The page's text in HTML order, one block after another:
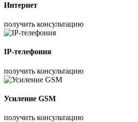
Интернет
получить консультацию
IP-телефония
получить консультацию
Усиление GSM
получить консультацию